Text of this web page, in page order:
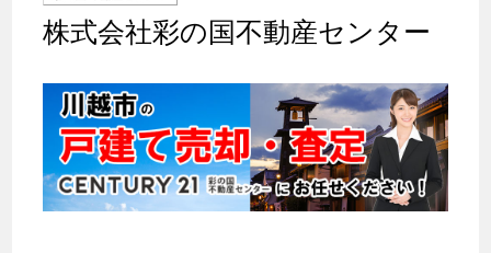
株式会社彩の国不動産センター